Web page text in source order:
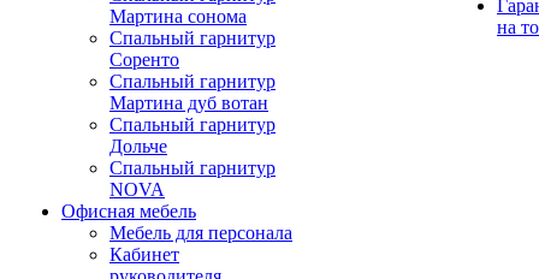
Мартина сонома
Спальный гарнитур
Соренто
Спальный гарнитур
Мартина дуб вотан
Спальный гарнитур
Дольче
Спальный гарнитур
NOVA
Офисная мебель
Мебель для персонала
Кабинет
на